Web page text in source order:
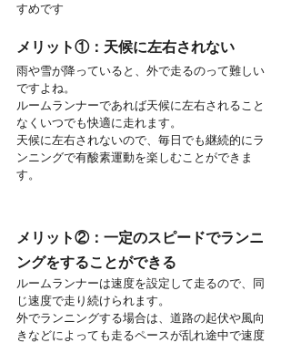
すめです
メリット①：天候に左右されない
雨や雪が降っていると、外で走るのって難しい
ですよね。
ルームランナーであれば天候に左右されること
なくいつでも快適に走れます。
天候に左右されないので、毎日でも継続的にラ
ンニングで有酸素運動を楽しむことができま
す。
メリット②：一定のスピードでランニ
ングをすることができる
ルームランナーは速度を設定して走るので、同
じ速度で走り続けられます。
外でランニングする場合は、道路の起伏や風向
きなどによっても走るペースが乱れ途中で速度